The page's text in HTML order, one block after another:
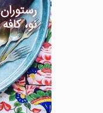
نو،